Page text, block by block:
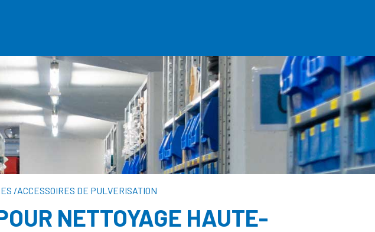
/ACCESSOIRES DE PULVERISATION
NETTOYAGE HAUTE-